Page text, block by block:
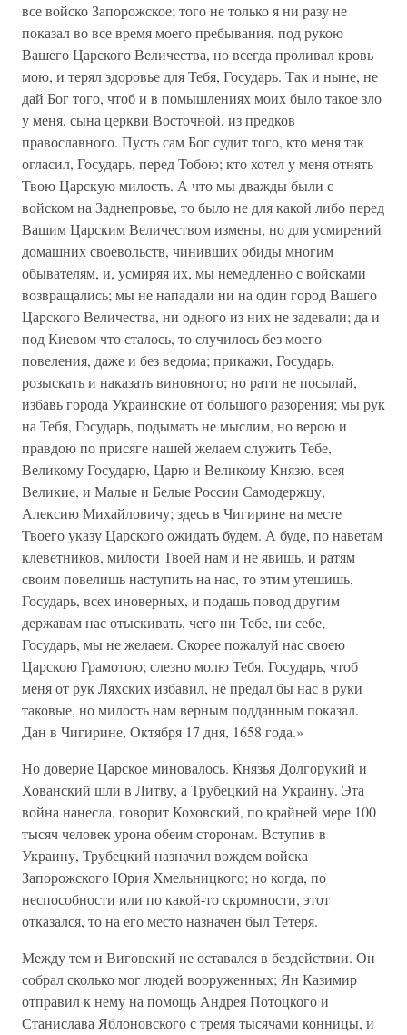
все войско Запорожское; того не только я ни разу не
показал во все время моего пребывания, под рукою
Вашего Царского Величества, но всегда проливал кровь
мою, и терял здоровье для Тебя, Государь. Так и ныне, не
дай Бог того, чтоб и в помышлениях моих было такое зло
у меня, сына церкви Восточной, из предков
православного. Пусть сам Бог судит того, кто меня так
огласил, Государь, перед Тобою; кто хотел у меня отнять
Твою Царскую милость. А что мы дважды были с
войском на Заднепровье, то было не для какой либо перед
Вашим Царским Величеством измены, но для усмирений
домашних своевольств, чинивших обиды многим
обывателям, и, усмиряя их, мы немедленно с войсками
возвращались; мы не нападали ни на один город Вашего
Царского Величества, ни одного из них не задевали; да и
под Киевом что сталось, то случилось без моего
повеления, даже и без ведома; прикажи, Государь,
розыскать и наказать виновного; но рати не посылай,
избавь города Украинские от большого разорения; мы рук
на Тебя, Государь, подымать не мыслим, но верою и
правдою по присяге нашей желаем служить Тебе,
Великому Государю, Царю и Великому Князю, всея
Великие, и Малые и Белые России Самодержцу,
Алексию Михайловичу; здесь в Чигирине на месте
Твоего указу Царского ожидать будем. А буде, по наветам
клеветников, милости Твоей нам и не явишь, и ратям
своим повелишь наступить на нас, то этим утешишь,
Государь, всех иноверных, и подашь повод другим
державам нас отыскивать, чего ни Тебе, ни себе,
Государь, мы не желаем. Скорее пожалуй нас своею
Царскою Грамотою; слезно молю Тебя, Государь, чтоб
меня от рук Ляхских избавил, не предал бы нас в руки
таковые, но милость нам верным подданным показал.
Дан в Чигирине, Октября 17 дня, 1658 года.»
Но доверие Царское миновалось. Князья Долгорукий и
Хованский шли в Литву, а Трубецкий на Украину. Эта
война нанесла, говорит Коховский, по крайней мере 100
тысяч человек урона обеим сторонам. Вступив в
Украину, Трубецкий назначил вождем войска
Запорожского Юрия Хмельницкого; но когда, по
неспособности или по какой-то скромности, этот
отказался, то на его место назначен был Тетеря.
Между тем и Виговский не оставался в бездействии. Он
собрал сколько мог людей вооруженных; Ян Казимир
отправил к нему на помощь Андрея Потоцкого и
Станислава Яблоновского с тремя тысячами конницы, и